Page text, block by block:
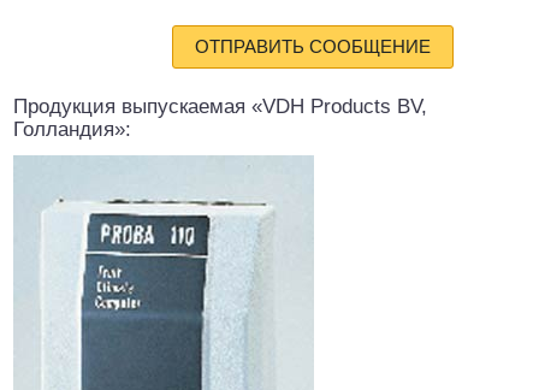
ОТПРАВИТЬ СООБЩЕНИЕ
Продукция выпускаемая «VDH Products BV,
Голландия»: